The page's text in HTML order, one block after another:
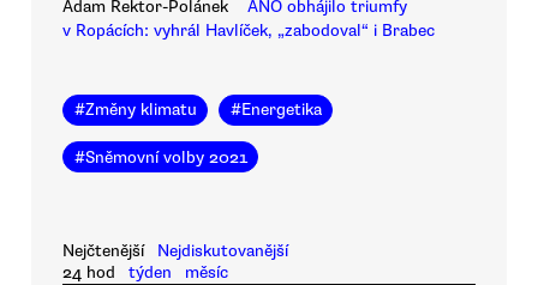
Adam Rektor-Polánek
ANO obhájilo triumfy
v Ropácích: vyhrál Havlíček, „zabodoval“ i Brabec
#Změny klimatu #Energetika
#Sněmovní volby 2021
Nejčtenější
Nejdiskutovanější
24 hod
týden měsíc